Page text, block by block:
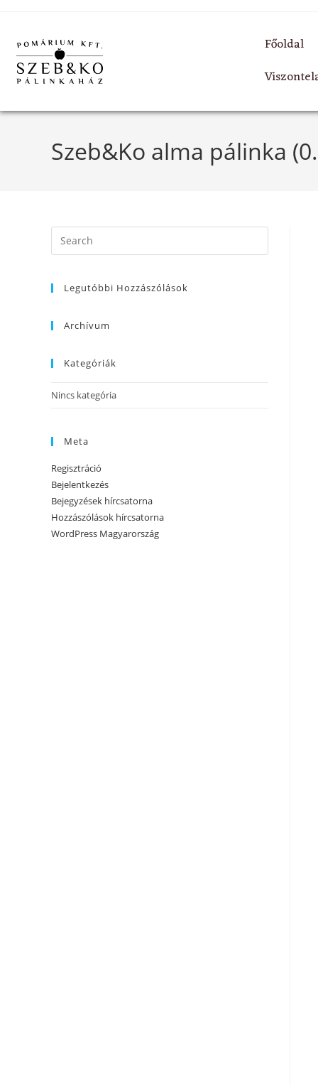
Főoldal
Szeb&Ko alma pálinka
Legutóbbi Hozzászólások
Archívum
Kategóriák
Nincs kategória
Meta
Regisztráció
Bejelentkezés
Bejegyzések hírcsatorna
Hozzászólások hírcsatorna
WordPress Magyarország